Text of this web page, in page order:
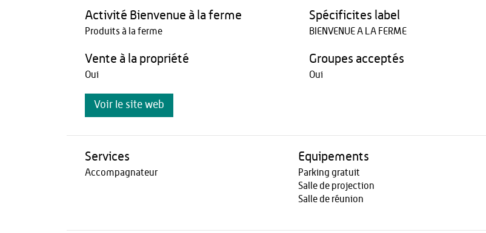
Activité Bienvenue à la ferme
Produits à la ferme
Spécificites label
BIENVENUE A LA FERME
Vente à la propriété
Oui
Groupes acceptés
Oui
Voir le site web
Services
Accompagnateur
Equipements
Parking gratuit
Salle de projection
Salle de réunion